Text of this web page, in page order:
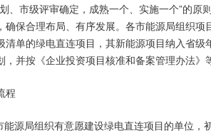
、市级评审确定，成熟一个、实施一个”的
确保合理布局、有序发展。各市能源局组织
清单的绿电直连项目，其新能源项目纳入省
，并按《企业投资项目核准和备案管理办法》
程
能源局组织有意愿建设绿电直连项目的单位